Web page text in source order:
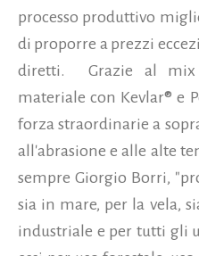
processo produttivo
di proporre a prezzi
diretti. Grazie al mix
materiale con Kevlar® e
forza straordinarie a
all'abrasione e alle alte
sempre Giorgio Borri,
sia in mare, per la vela,
industriale e per tutti gli